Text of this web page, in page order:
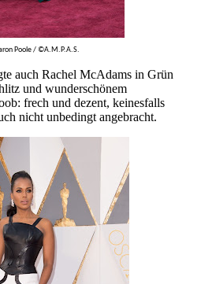
Poole / ©A.M.P.A.S.
auch Rachel McAdams in Grün
und wunderschönem
frech und dezent, keinesfalls
nicht unbedingt angebracht.